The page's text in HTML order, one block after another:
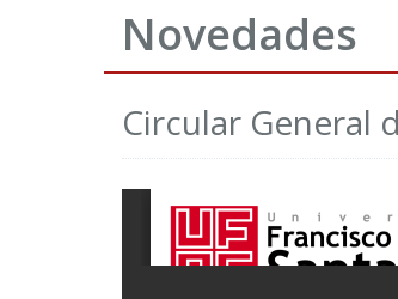
Novedades
Circular General